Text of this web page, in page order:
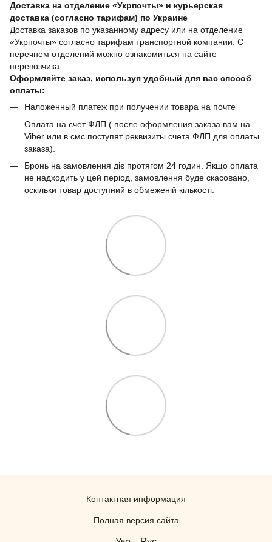
Доставка на отделение «Укрпочты» и курьерская
доставка (согласно тарифам) по Украине
Доставка заказов по указанному адресу или на отделение
«Укрпочты» согласно тарифам транспортной компании. С
перечнем отделений можно ознакомиться на сайте
перевозчика.
Оформляйте заказ, используя удобный для вас способ
оплаты:
Наложенный платеж при получении товара на почте
Оплата на счет ФЛП ( после оформления заказа вам на
Viber или в смс поступят реквизиты счета ФЛП для оплаты
заказа).
Бронь на замовлення діє протягом 24 годин. Якщо оплата
не надходить у цей період, замовлення буде скасовано,
оскільки товар доступний в обмеженій кількості.
Контактная информация
Полная версия сайта